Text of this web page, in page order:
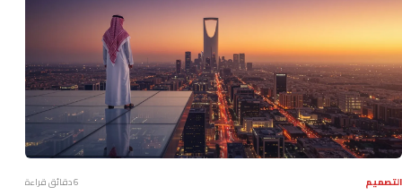
التصميم 6 دقائق قراءة